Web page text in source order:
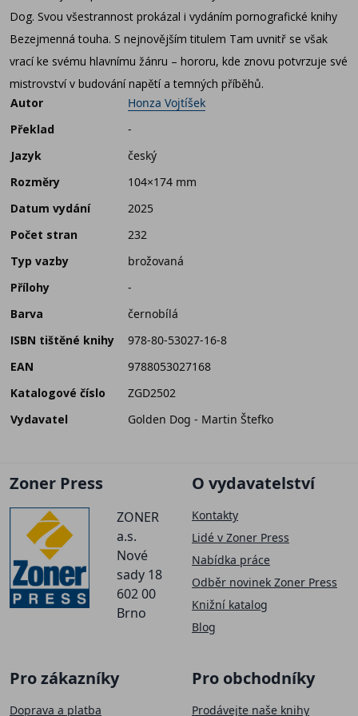
Dog. Svou všestrannost prokázal i vydáním pornografické knihy
Bezejmenná touha. S nejnovějším titulem Tam uvnitř se však
vrací ke svému hlavnímu žánru – hororu, kde znovu potvrzuje své
mistrovství v budování napětí a temných příběhů.
Autor
Honza Vojtíšek
Překlad
-
Jazyk
český
Rozměry
104×174 mm
Datum vydání
2025
Počet stran
232
Typ vazby
brožovaná
Přílohy
-
Barva
černobílá
ISBN tištěné knihy
978-80-53027-16-8
EAN
9788053027168
Katalogové číslo
ZGD2502
Vydavatel
Golden Dog - Martin Štefko
Zoner Press
ZONER
a.s.
Nové
sady 18
602 00
Brno
O vydavatelství
Kontakty
Lidé v Zoner Press
Nabídka práce
Odběr novinek Zoner Press
Knižní katalog
Blog
Pro zákazníky
Doprava a platba
Pro obchodníky
Prodávejte naše knihy